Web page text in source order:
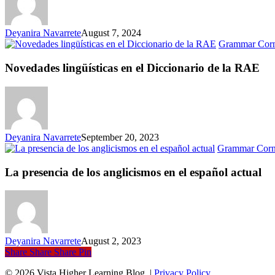
Deyanira NavarreteAugust 7, 2024
Grammar
Novedades lingüísticas en el Diccionario de la RAE
Deyanira NavarreteSeptember 20, 2023
Grammar
La presencia de los anglicismos en el español actual
Deyanira NavarreteAugust 2, 2023
Share Share Share Pin